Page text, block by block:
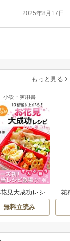
2025年8月17日
もっと見る
小説・実用書
見大成功レシ
from姫ごはん
無料立読み
花
シ